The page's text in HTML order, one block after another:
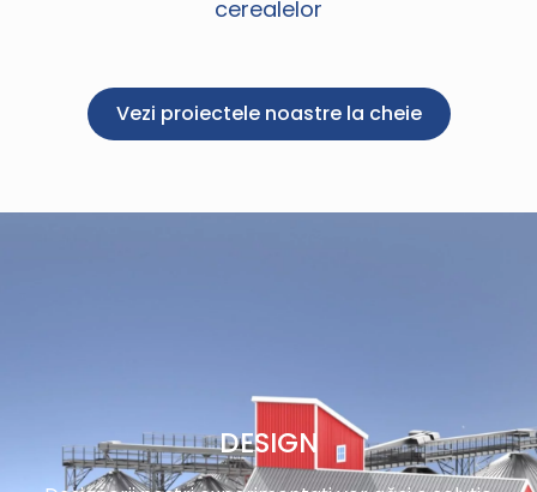
cerealelor
Vezi proiectele noastre la cheie
DESIGN